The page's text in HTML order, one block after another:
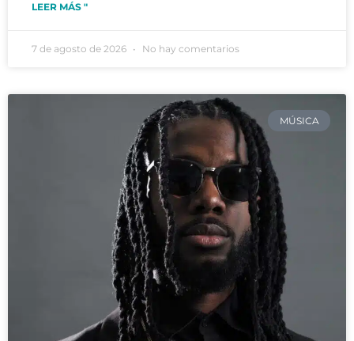
LEER MÁS "
7 de agosto de 2026 No hay comentarios
MÚSICA